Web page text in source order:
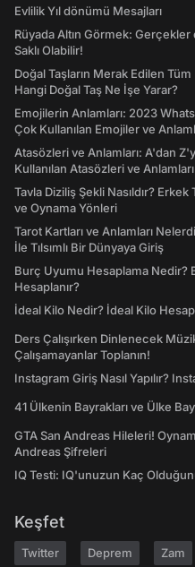
Evlilik Yıl dönümü Mesajları
Rüyada Altın Görmek:
Saklı Olabilir!
Doğal Taşların Merak Edilen
Hangi Doğal Taş Ne İşe Yarar?
Emojilerin Anlamları: 2023
Çok Kullanılan Emojiler ve
Atasözleri ve Anlamları: A'dan
Kullanılan Atasözleri ve Anlamları
Tavla Diziliş Şekli Nasıldır? Erkek
ve Oynama Yönleri
Tarot Kartları ve Anlamları
İle Tılsımlı Bir Dünyaya Giriş
Burç Uyumu Hesaplama Nedir?
Hesaplanır?
İdeal Kilo Nedir? İdeal Kilo
Ders Çalışırken Dinlenecek
Çalışamayanlar Toplanın!
Instagram Giriş Nasıl Yapılır?
41 Ülkenin Bayrakları ve Ülke
GTA San Andreas Hileleri!
Andreas Şifreleri
IQ Testi: IQ'unuzun Kaç
Keşfet
Twitter Deprem Zam